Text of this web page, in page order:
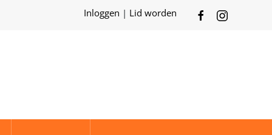
Inloggen | Lid worden